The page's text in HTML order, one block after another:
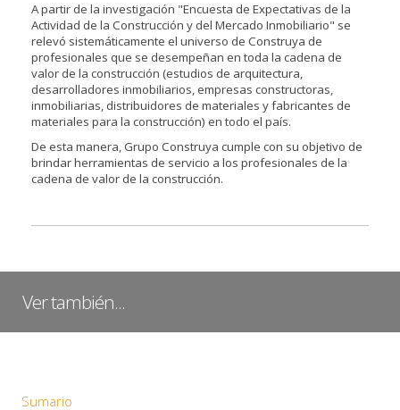
A partir de la investigación "Encuesta de Expectativas de la
Actividad de la Construcción y del Mercado Inmobiliario" se
relevó sistemáticamente el universo de Construya de
profesionales que se desempeñan en toda la cadena de
valor de la construcción (estudios de arquitectura,
desarrolladores inmobiliarios, empresas constructoras,
inmobiliarias, distribuidores de materiales y fabricantes de
materiales para la construcción) en todo el país.
De esta manera, Grupo Construya cumple con su objetivo de
brindar herramientas de servicio a los profesionales de la
cadena de valor de la construcción.
Ver también...
Sumario